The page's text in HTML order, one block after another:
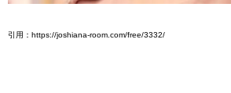
引用：https://joshiana-room.com/free/3332/